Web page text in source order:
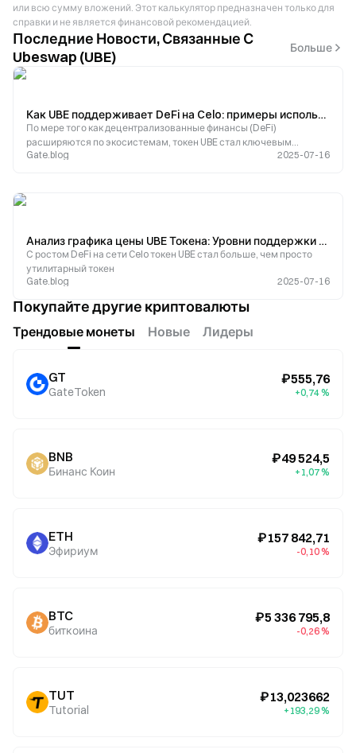
или всю сумму вложений. Этот калькулятор предназначен только для
справки и не является финансовой рекомендацией.
Последние Новости, Связанные С
Ubeswap (UBE)
Больше
Как UBE поддерживает DeFi на Celo: примеры использования и обзор экосистемы
По мере того как децентрализованные финансы (DeFi)
расширяются по экосистемам, токен UBE стал ключевым
двигателем, способствующим инновациям на Celo.
Gate.blog 2025-07-16
Анализ графика цены UBE Токена: Уровни поддержки и бычьи сигналы
С ростом DeFi на сети Celo токен UBE стал больше, чем просто
утилитарный токен
Gate.blog
2025-07-16
Покупайте другие криптовалюты
Трендовые монеты Новые Лидеры
GT
GateToken
₽555,76
+0,74 %
BNB
Бинанс Коин
₽49 524,5
+1,07 %
ETH
Эфириум
₽157 842,71
-0,10 %
BTC
биткоина
₽5 336 795,8
-0,26 %
TUT
Tutorial
₽13,023662
+193,29 %